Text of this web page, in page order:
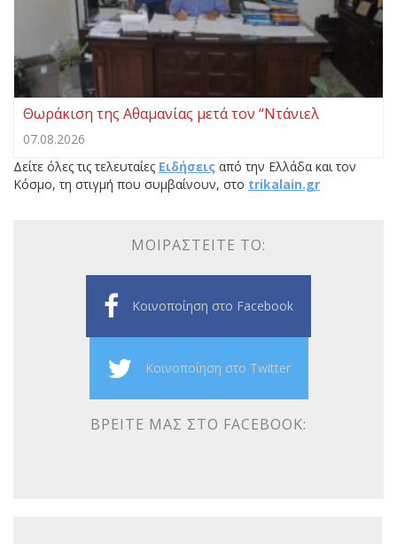
Θωράκιση της Αθαμανίας μετά τον “Ντάνιελ
07.08.2026
Δείτε όλες τις τελευταίες Ειδήσεις από την Ελλάδα και τον
Κόσμο, τη στιγμή που συμβαίνουν, στο trikalain.gr
ΜΟΙΡΑΣΤΕΊΤΕ ΤΟ:
Κοινοποίηση στο Facebook
Κοινοποίηση στο Twitter
ΒΡΕΊΤΕ ΜΑΣ ΣΤΟ FACEBOOK: